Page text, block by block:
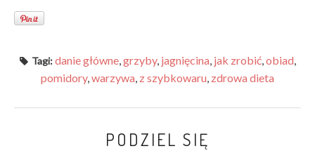
Tagi: danie główne, grzyby, jagnięcina jak zrobić, obiad
pomidory, warzywa z szybkowaru zdrowa dieta
PODZIEL SIĘ